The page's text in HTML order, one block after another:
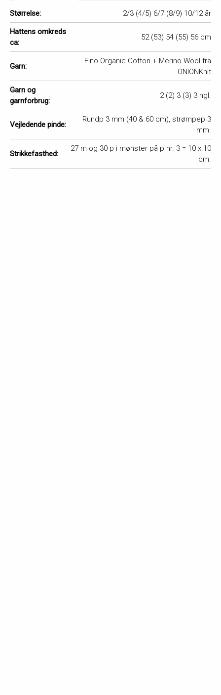
Størrelse: 2/3 (4/5) 6/7 (8/9) 10/12 år
Hattens omkreds
ca:
52 (53) 54 (55) 56 cm
Garn:
Fino Organic Cotton + Merino Wool fra
ONIONKnit
Garn og
garnforbrug:
2 (2) 3 (3) 3 ngl.
Vejledende pinde:
Rundp 3 mm (40 & 60 cm), strømpep 3
mm.
Strikkefasthed:
27 m og 30 p i mønster på p nr. 3 = 10 x 10
cm.